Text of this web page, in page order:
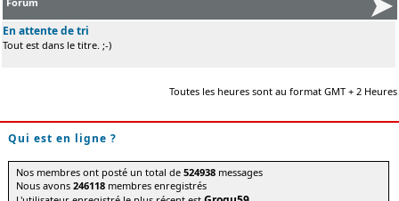
En attente de tri
Tout est dans le titre. ;-)
Toutes les heures sont au format GMT + 2 Heures
Qui est en ligne ?
Nos membres ont posté un total de524938 messages
Nous avons246118 membres enregistrés